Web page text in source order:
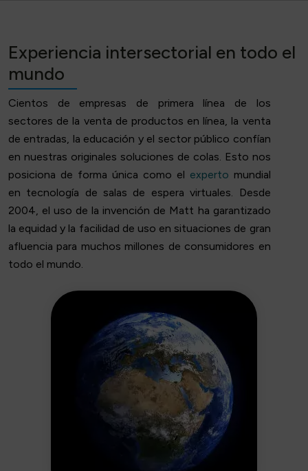
Experiencia intersectorial en todo el
mundo
Cientos de empresas de primera línea de los
sectores de la venta de productos en línea, la venta
de entradas, la educación y el sector público confían
en nuestras originales soluciones de colas. Esto nos
posiciona de forma única como el experto mundial
en tecnología de salas de espera virtuales. Desde
2004, el uso de la invención de Matt ha garantizado
la equidad y la facilidad de uso en situaciones de gran
afluencia para muchos millones de consumidores en
todo el mundo.